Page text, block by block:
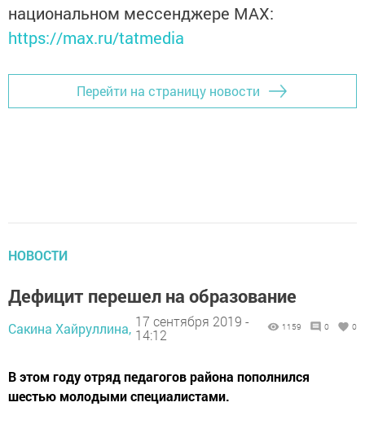
национальном мессенджере MАХ:
https://max.ru/tatmedia
Перейти на страницу новости
НОВОСТИ
Дефицит перешел на образование
Сакина Хайруллина, 17 сентября 2019 -
14:12
1159 0 0
В этом году отряд педагогов района пополнился
шестью молодыми специалистами.